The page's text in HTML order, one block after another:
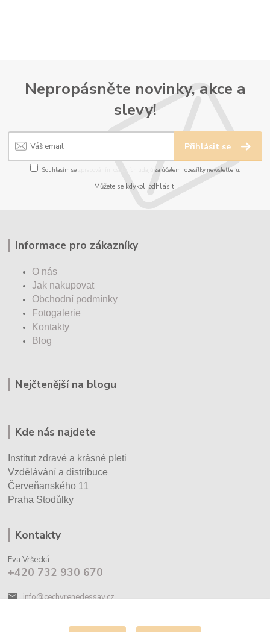
Nepropásněte novinky, akce a
slevy!
Přihlásit se
Souhlasím se za účelem rozesílky newsletteru.
Můžete se kdykoli odhlásit.
Informace pro zákazníky
O nás
Jak nakupovat
Obchodní podmínky
Fotogalerie
Kontakty
Blog
Nejčtenější na blogu
Kde nás najdete
Institut zdravé a krásné pleti
Vzdělávání a distribuce
Červeňanského 11
Praha Stodůlky
Kontakty
Eva Vršecká
+420 732 930 670
info@cechyrenedessay.cz